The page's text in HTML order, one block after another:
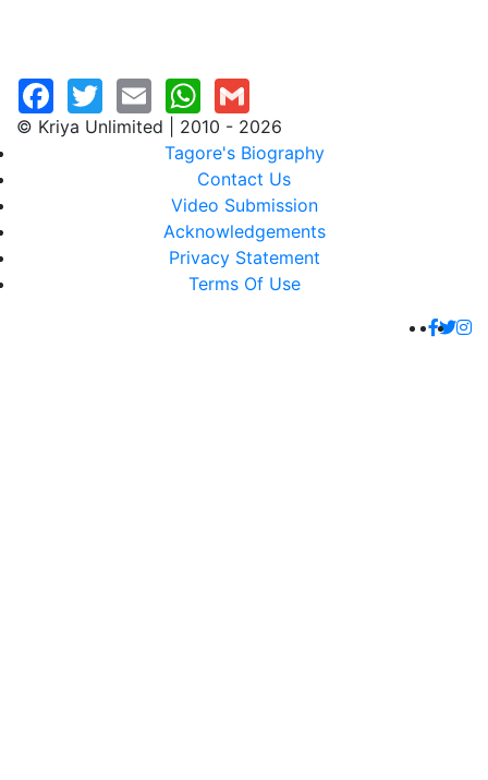
© Kriya Unlimited | 2010 - 2026
Tagore's Biography
Contact Us
Video Submission
Acknowledgements
Privacy Statement
Terms Of Use